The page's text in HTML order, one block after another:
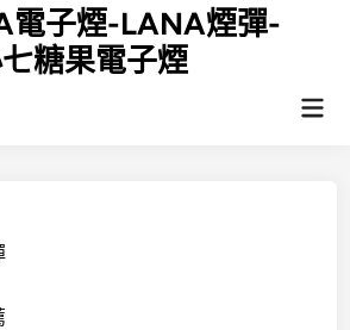
電子煙-LANA煙彈-
糖果電子煙